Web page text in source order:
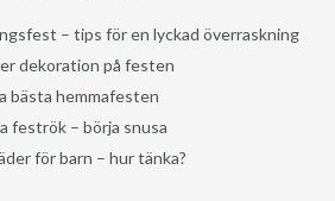
– tips för en lyckad överraskning
dekoration på festen
bästa hemmafesten
feströk – börja snusa
för barn – hur tänka?